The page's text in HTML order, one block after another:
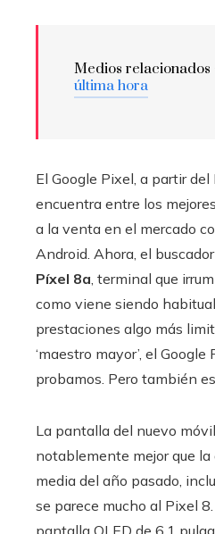
Medios relacionados
última hora
El Google Pixel, a partir
encuentra entre los
a la venta en el mercado
Android. Ahora, el
Píxel 8a , terminal que
como viene siendo
prestaciones algo más
‘maestro mayor’, el
probamos. Pero también
La pantalla del nuevo
notablemente mejor que
media del año pasado,
se parece mucho al Pixel
pantalla OLED de 6,1